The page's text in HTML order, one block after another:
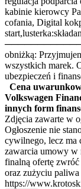
kabinie kierowcy
cofania, Digital
obniżką:
wszystkich marek.
ubezpieczeń i
Cena
Volkswagen
innych form
Zdjęcia zawarte w
Ogłoszenie nie
cywilnego, lecz ma
zawarcia umowy w
finalną ofertę
oraz zużyciu paliwa
https://